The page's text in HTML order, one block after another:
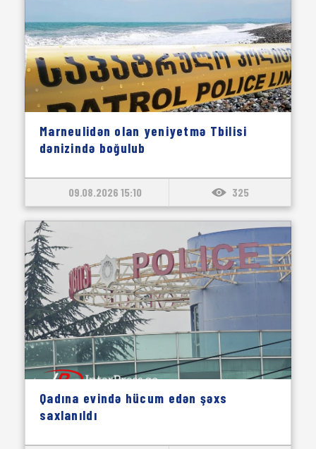
Marneulidən olan yeniyetmə Tbilisi
dənizində boğulub
09.08.2026 15:10 325
Qadına evində hücum edən şəxs
saxlanıldı